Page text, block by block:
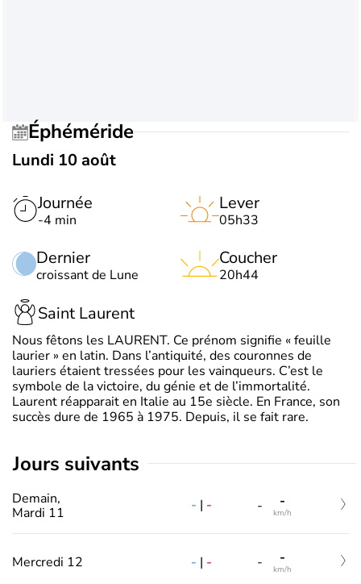
Éphéméride
Lundi 10 août
Journée
-4 min
Dernier
croissant de Lune
Lever
05h33
Coucher
20h44
Saint Laurent
Nous fêtons les LAURENT. Ce prénom signifie « feuille
laurier » en latin. Dans l’antiquité, des couronnes de
lauriers étaient tressées pour les vainqueurs. C’est le
symbole de la victoire, du génie et de l’immortalité.
Laurent réapparait en Italie au 15e siècle. En France, son
succès dure de 1965 à 1975. Depuis, il se fait rare.
jours suivants
Demain,
Mardi 11
- | - - -
km/h
Mercredi 12 - | - - -
km/h